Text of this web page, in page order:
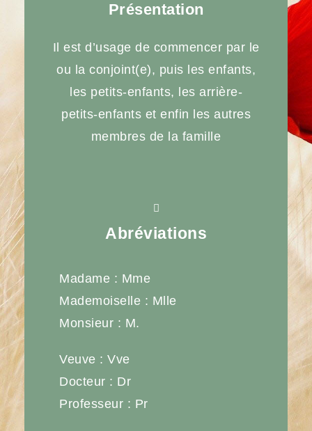
Présentation
Il est d’usage de commencer par le
ou la conjoint(e), puis les enfants,
les petits-enfants, les arrière-
petits-enfants et enfin les autres
membres de la famille
Abréviations
Madame : Mme
Mademoiselle : Mlle
Monsieur : M.
Veuve : Vve
Docteur : Dr
Professeur : Pr